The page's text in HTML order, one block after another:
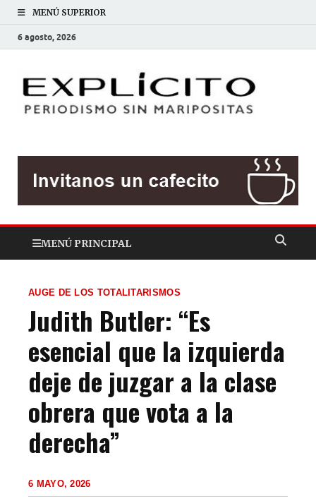
MENÚ SUPERIOR
6 agosto, 2026
MENÚ PRINCIPAL
AUGE DE LOS TOTALITARISMOS
Judith Butler: “Es
esencial que la izquierda
deje de juzgar a la clase
obrera que vota a la
derecha”
6 MAYO, 2026